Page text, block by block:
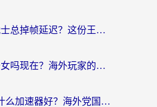
海外党玩王牌战士总掉帧延迟？这份王牌战士延迟加速器终极指南救你命
国外能打战舰少女吗现在？海外玩家的国服游戏加速终极指南
国外冒险岛2用什么加速器好？海外党国服游戏畅玩全攻略（附鸣潮哈利波特加速技巧）